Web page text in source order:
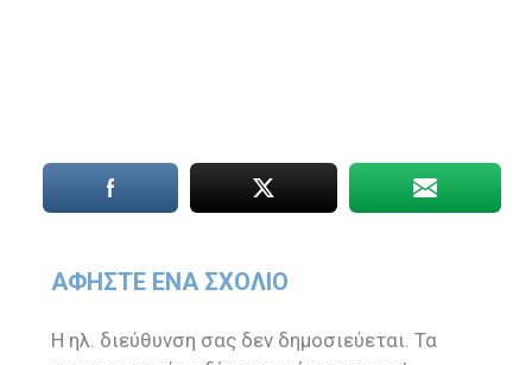
ΑΦΉΣΤΕ ΈΝΑ ΣΧΌΛΙΟ
Η ηλ. διεύθυνση σας δεν δημοσιεύεται. Τα